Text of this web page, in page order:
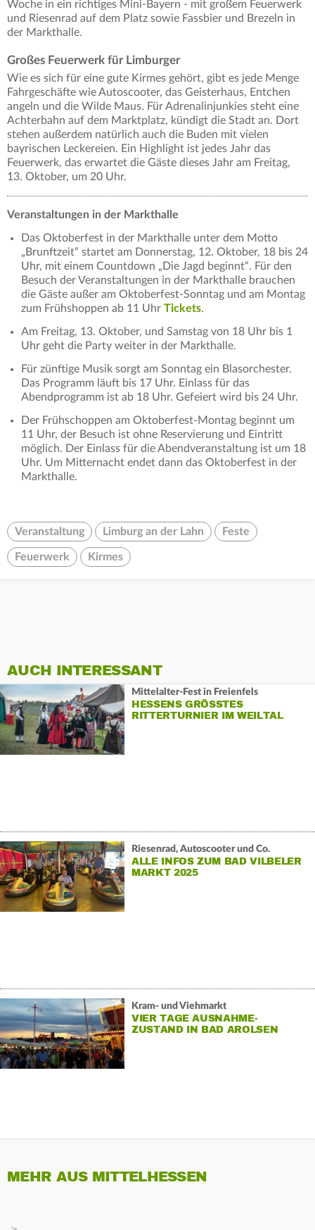
Woche in ein richtiges Mini-Bayern - mit großem Feuerwerk
und Riesenrad auf dem Platz sowie Fassbier und Brezeln in
der Markthalle.
Großes Feuerwerk für Limburger
Wie es sich für eine gute Kirmes gehört, gibt es jede Menge
Fahrgeschäfte wie Autoscooter, das Geisterhaus, Entchen
angeln und die Wilde Maus. Für Adrenalinjunkies steht eine
Achterbahn auf dem Marktplatz, kündigt die Stadt an. Dort
stehen außerdem natürlich auch die Buden mit vielen
bayrischen Leckereien. Ein Highlight ist jedes Jahr das
Feuerwerk, das erwartet die Gäste dieses Jahr am Freitag,
13. Oktober, um 20 Uhr.
Veranstaltungen in der Markthalle
Das Oktoberfest in der Markthalle unter dem Motto
„Brunftzeit“ startet am Donnerstag, 12. Oktober, 18 bis 24
Uhr, mit einem Countdown „Die Jagd beginnt“. Für den
Besuch der Veranstaltungen in der Markthalle brauchen
die Gäste außer am Oktoberfest-Sonntag und am Montag
zum Frühshoppen ab 11 Uhr Tickets.
Am Freitag, 13. Oktober, und Samstag von 18 Uhr bis 1
Uhr geht die Party weiter in der Markthalle.
Für zünftige Musik sorgt am Sonntag ein Blasorchester.
Das Programm läuft bis 17 Uhr. Einlass für das
Abendprogramm ist ab 18 Uhr. Gefeiert wird bis 24 Uhr.
Der Frühschoppen am Oktoberfest-Montag beginnt um
11 Uhr, der Besuch ist ohne Reservierung und Eintritt
möglich. Der Einlass für die Abendveranstaltung ist um 18
Uhr. Um Mitternacht endet dann das Oktoberfest in der
Markthalle.
Veranstaltung Limburg an der Lahn Feste
Feuerwerk Kirmes
AUCH INTERESSANT
Mittelalter-Fest in Freienfels
HESSENS GRÖSSTES R
ITTERTURNIER IM WEILTAL
Riesenrad, Autoscooter und Co.
ALLE INFOS ZUM BAD VILBELER
MARKT 2025
Kram- und Viehmarkt
VIER TAGE AUSNAHME-
ZUSTAND IN BAD AROLSEN
MEHR AUS MITTELHESSEN